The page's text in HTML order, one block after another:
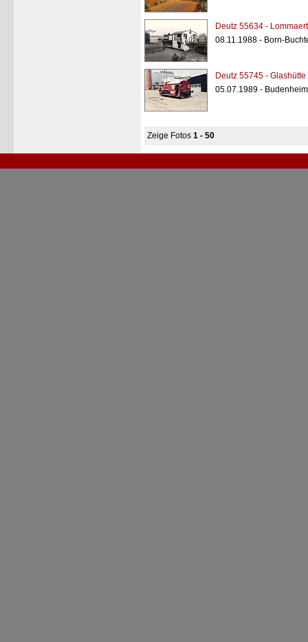
Deutz 55634 - Lommaert
08.11.1988 - Born-
Deutz 55745 -
05.07.1989 - Budenheim
Zeige Fotos 1 - 50